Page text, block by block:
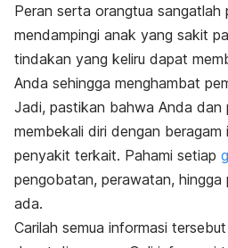
Peran serta orangtua sangatlah
mendampingi anak yang sakit
tindakan yang keliru dapat
Anda sehingga menghambat
Jadi, pastikan bahwa Anda dan
membekali diri dengan
penyakit terkait. Pahami setiap
pengobatan, perawatan, hingga
ada.
Carilah semua informasi